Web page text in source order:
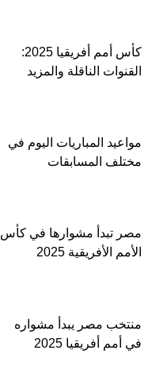
كأس أمم أفريقيا 2025:
القنوات الناقلة والمزيد
مواعيد المباريات اليوم في
مختلف المسابقات
مصر تبدأ مشوارها في كأس
الأمم الأفريقية 2025
منتخب مصر يبدأ مشواره
في أمم أفريقيا 2025